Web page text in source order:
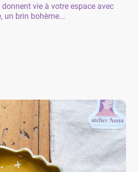
vie à votre espace avec
un brin bohème...